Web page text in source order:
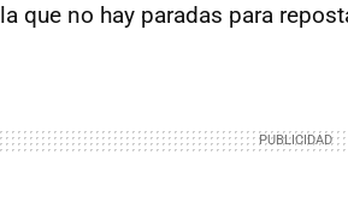
que no hay paradas para